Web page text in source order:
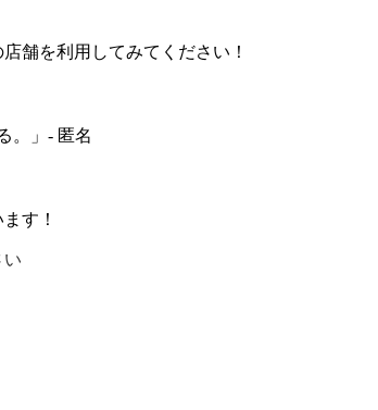
舗を利用してみてください！
。」- 匿名
す！
い